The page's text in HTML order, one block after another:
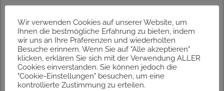
23.07.2026 – Lavendelblütenduft
13.08.2026 – Kräuterspaziergang in Graz
17.08.2026 – Ferienspass mit Wildkräuterjause,
Straden
Wir verwenden Cookies auf unserer Website, um
Ihnen die bestmögliche Erfahrung zu bieten, indem
wir uns an Ihre Präferenzen und wiederholten
Besuche erinnern. Wenn Sie auf "Alle akzeptieren"
klicken, erklären Sie sich mit der Verwendung ALLER
Cookies einverstanden. Sie können jedoch die
"Cookie-Einstellungen" besuchen, um eine
kontrollierte Zustimmung zu erteilen.